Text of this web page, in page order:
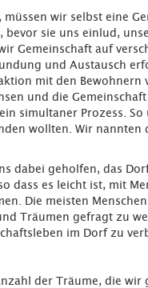
wir selbst eine
bevor sie uns einlud,
Gemeinschaft auf
und Austausch
mit den Bewohnern
und die
simultaner Prozess.
wollten. Wir nannten
dabei geholfen, das
dass es leicht ist, mit
Die meisten
Träumen gefragt zu
im Dorf zu
der Träume, die wir